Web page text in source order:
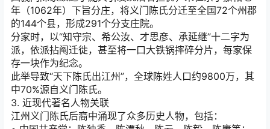
年（1062年）下旨分庄，将义门陈氏分迁至全国72个州郡
的144个县，形成291个分支庄院。
分家时，以“知守宗、希公汝、才思彦、承延继”十二字为
派，依派拈阄迁徙，甚至将一口大铁锅摔碎分片，每家保
存一块作为纪念。
此举导致“天下陈氏出江州”，全球陈姓人口约9800万，其
中70%源自义门陈氏。
3. 近现代著名人物关联
江州义门陈氏后裔中涌现了众多历史人物，包括：